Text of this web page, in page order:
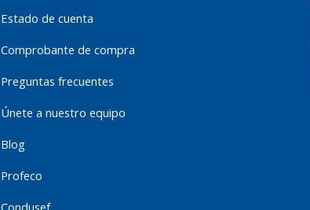
Estado de cuenta
Comprobante de compra
Preguntas frecuentes
Únete a nuestro equipo
Blog
Profeco
Condusef